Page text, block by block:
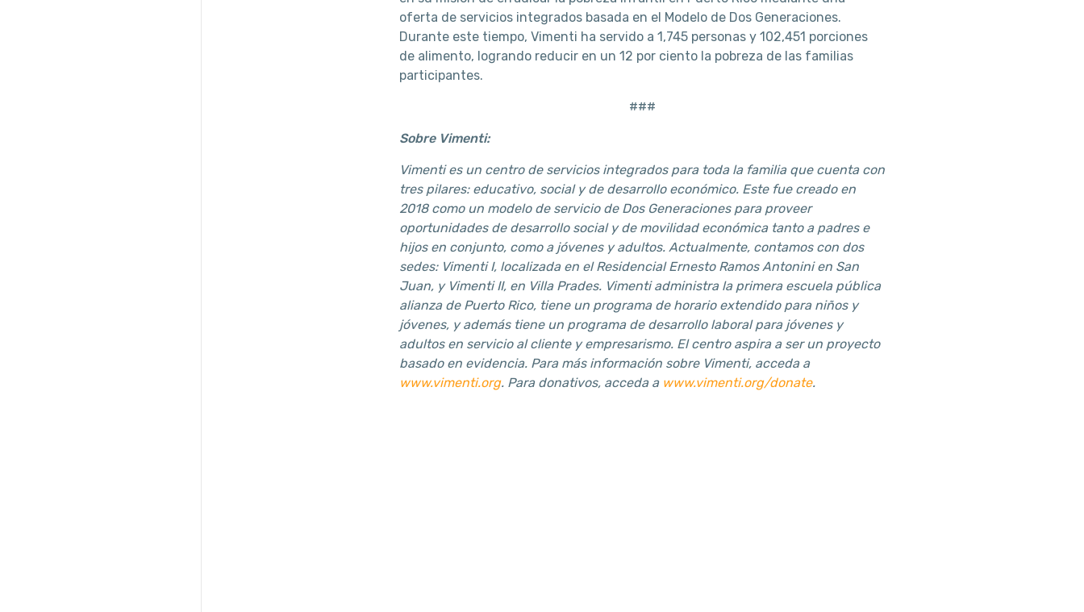
oferta de servicios integrados basada en el Modelo de Dos Generaciones.
Durante este tiempo, Vimenti ha servido a 1,745 personas y 102,451 porciones
de alimento, logrando reducir en un 12 por ciento la pobreza de las familias
participantes.
###
Sobre Vimenti:
Vimenti es un centro de servicios integrados para toda la familia que cuenta con
tres pilares: educativo, social y de desarrollo económico. Este fue creado en
2018 como un modelo de servicio de Dos Generaciones para proveer
oportunidades de desarrollo social y de movilidad económica tanto a padres e
hijos en conjunto, como a jóvenes y adultos. Actualmente, contamos con dos
sedes: Vimenti I, localizada en el Residencial Ernesto Ramos Antonini en San
Juan, y Vimenti II, en Villa Prades. Vimenti administra la primera escuela pública
alianza de Puerto Rico, tiene un programa de horario extendido para niños y
jóvenes, y además tiene un programa de desarrollo laboral para jóvenes y
adultos en servicio al cliente y empresarismo. El centro aspira a ser un proyecto
basado en evidencia. Para más información sobre Vimenti, acceda a
www.vimenti.org. Para donativos, acceda a www.vimenti.org/donate.